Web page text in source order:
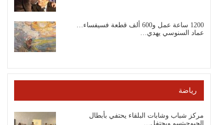
1200 ساعة عمل و600 ألف قطعة فسيفساء…
عماد السنوسي يهدي…
رياضة
مركز شباب وشابات البلقاء يحتفي بأبطال
الجيوجيتسو ويحتفل…